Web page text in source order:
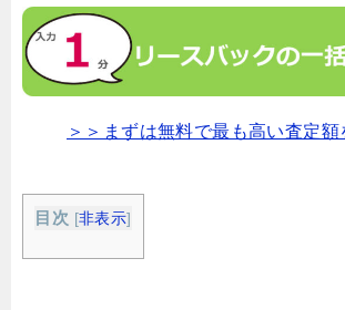
＞＞まずは無料で最も高い査定額
目次 [非表示]